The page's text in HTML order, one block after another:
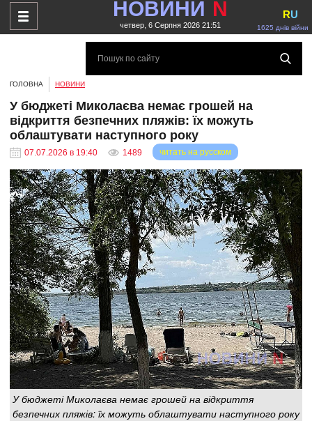
НОВИНИ N
четвер, 6 Серпня 2026 21:51 1625 днів війни
RU
ГОЛОВНА НОВИНИ
У бюджеті Миколаєва немає грошей на
відкриття безпечних пляжів: їх можуть
облаштувати наступного року
07.07.2026 в 19:40 1489 читать на русском
У бюджеті Миколаєва немає грошей на відкриття
безпечних пляжів: їх можуть облаштувати наступного року